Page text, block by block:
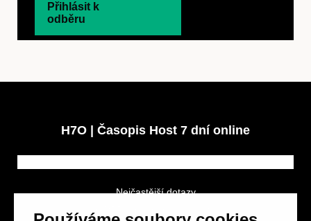
Přihlásit k
odběru
H7O | Časopis Host 7 dní online
Nejčastější dotazy